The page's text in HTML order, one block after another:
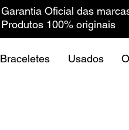
Produtos 100% originais
Garantia Oficial das
Braceletes Usados